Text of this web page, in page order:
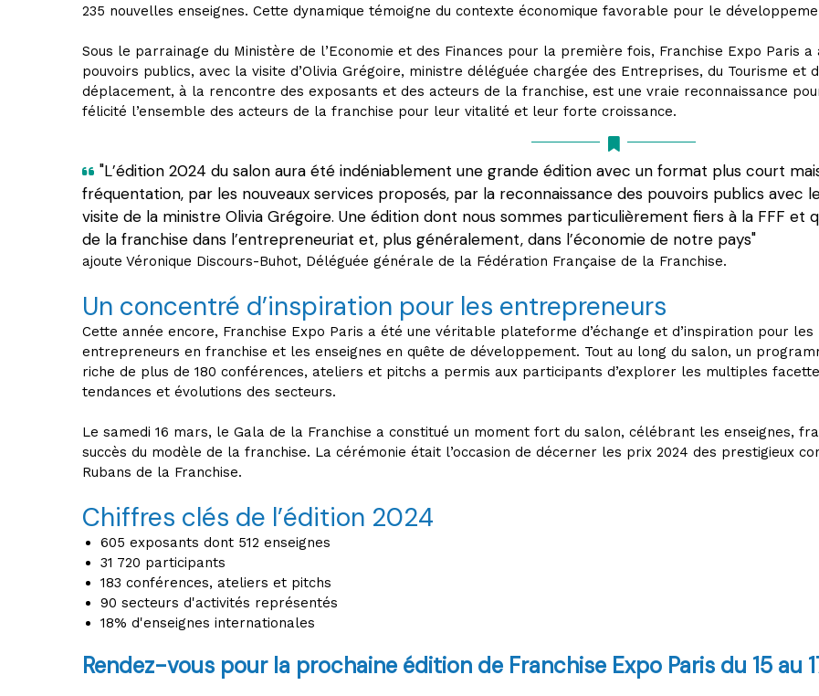
235 nouvelles enseignes. Cette dynamique témoigne du contexte économique favorable pour le
Sous le parrainage du Ministère de l’Economie et des Finances pour la première fois, Franchise Expo Paris
pouvoirs publics, avec la visite d’Olivia Grégoire, ministre déléguée chargée des Entreprises, du Tourisme et
déplacement, à la rencontre des exposants et des acteurs de la franchise, est une vraie reconnaissance
félicité l’ensemble des acteurs de la franchise pour leur vitalité et leur forte croissance.
"L’édition 2024 du salon aura été indéniablement une grande édition avec un format plus court
fréquentation, par les nouveaux services proposés, par la reconnaissance des pouvoirs publics avec
visite de la ministre Olivia Grégoire. Une édition dont nous sommes particulièrement fiers à la FFF et
de la franchise dans l’entrepreneuriat et, plus généralement, dans l’économie de notre pays"
ajoute Véronique Discours-Buhot, Déléguée générale de la Fédération Française de la Franchise.
Un concentré d’inspiration pour les entrepreneurs
Cette année encore, Franchise Expo Paris a été une véritable plateforme d’échange et d’inspiration pour les
entrepreneurs en franchise et les enseignes en quête de développement. Tout au long du salon, un
riche de plus de 180 conférences, ateliers et pitchs a permis aux participants d’explorer les multiples
tendances et évolutions des secteurs.
Le samedi 16 mars, le Gala de la Franchise a constitué un moment fort du salon, célébrant les enseignes,
succès du modèle de la franchise. La cérémonie était l’occasion de décerner les prix 2024 des prestigieux
Rubans de la Franchise.
Chiffres clés de l’édition 2024
605 exposants dont 512 enseignes
31 720 participants
183 conférences, ateliers et pitchs
90 secteurs d'activités représentés
18% d'enseignes internationales
Rendez-vous pour la prochaine édition de Franchise Expo Paris du 15 au